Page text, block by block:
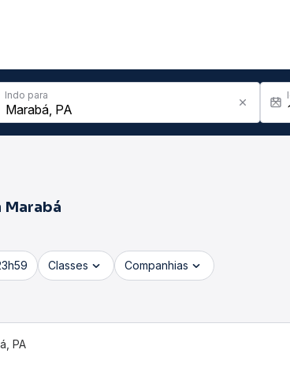
Indo para
Marabá
Classes Companhias
PA